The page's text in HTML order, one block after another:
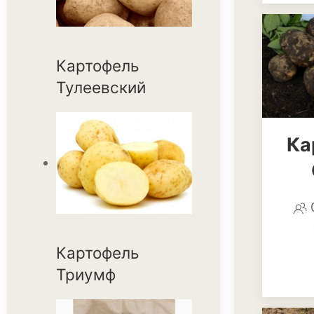
Картофель
Тулеевский
Картофель
Триумф